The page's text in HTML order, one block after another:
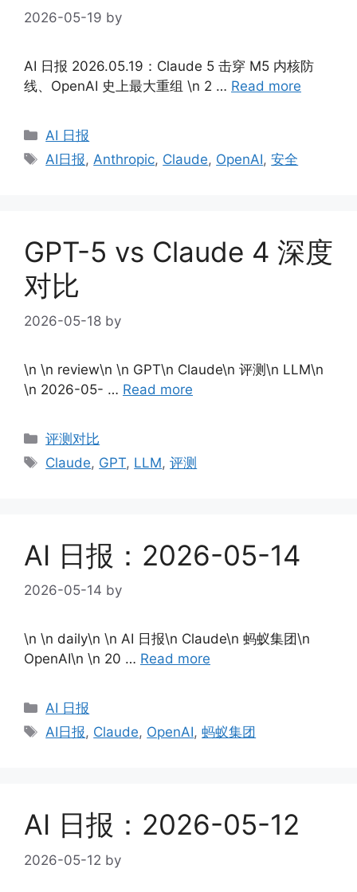
2026-05-19 by
AI 日报 2026.05.19：Claude 5 击穿 M5 内核防
线、OpenAI 史上最大重组 \n 2 … Read more
Categories
AI 日报
Tags
AI日报,Anthropic, Claude, OpenAI,安全
GPT-5 vs Claude 4 深度
对比
2026-05-18 by
\n \n review\n \n GPT\n Claude\n 评测\n LLM\n
\n 2026-05- … Read more
Categories
评测对比
Tags
Claude, GPT, LLM,评测
AI 日报：2026-05-14
2026-05-14 by
\n \n daily\n \n AI 日报\n Claude\n 蚂蚁集团\n
OpenAI\n \n 20 … Read more
Categories
AI 日报
Tags
AI日报, Claude, OpenAI,蚂蚁集团
AI 日报：2026-05-12
2026-05-12 by